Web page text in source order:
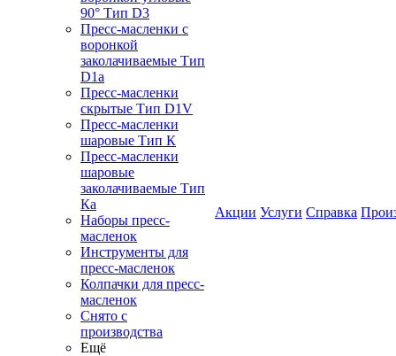
90° Тип D3
Пресс-масленки с
воронкой
заколачиваемые Тип
D1a
Пресс-масленки
скрытые Тип D1V
Пресс-масленки
шаровые Тип К
Пресс-масленки
шаровые
заколачиваемые Тип
Кa
Наборы пресс-
масленок
Инструменты для
пресс-масленок
Колпачки для пресс-
масленок
Снято с
производства
Ещё
Акции Услуги Справка